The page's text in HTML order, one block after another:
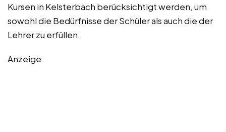
Kursen in Kelsterbach berücksichtigt werden, um
sowohl die Bedürfnisse der Schüler als auch die der
Lehrer zu erfüllen.
Anzeige